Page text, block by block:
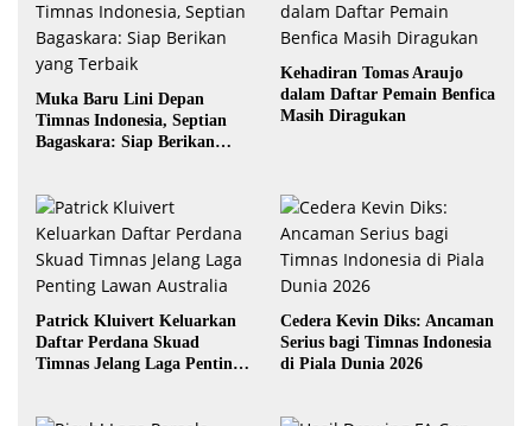
Muka Baru Lini Depan
Timnas Indonesia, Septian
Bagaskara: Siap Berikan
Kehadiran Tomas Araujo
dalam Daftar Pemain Benfica
Masih Diragukan
Patrick Kluivert Keluarkan
Daftar Perdana Skuad
Timnas Jelang Laga Penting
Cedera Kevin Diks: Ancaman
Serius bagi Timnas Indonesia
di Piala Dunia 2026